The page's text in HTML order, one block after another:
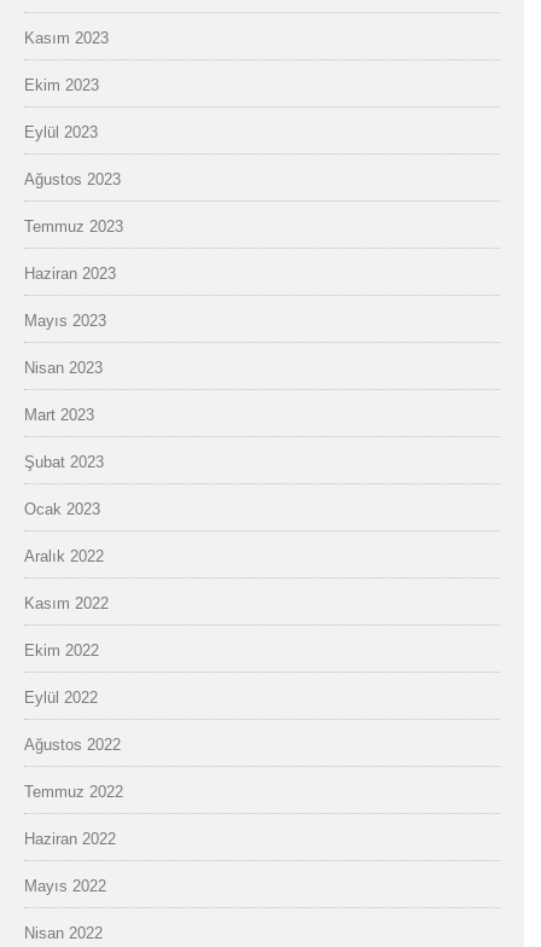
Kasım 2023
Ekim 2023
Eylül 2023
Ağustos 2023
Temmuz 2023
Haziran 2023
Mayıs 2023
Nisan 2023
Mart 2023
Şubat 2023
Ocak 2023
Aralık 2022
Kasım 2022
Ekim 2022
Eylül 2022
Ağustos 2022
Temmuz 2022
Haziran 2022
Mayıs 2022
Nisan 2022